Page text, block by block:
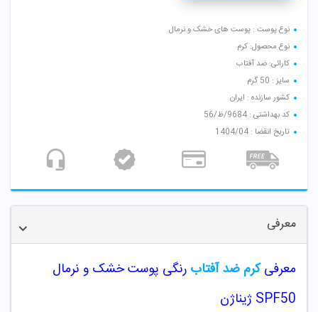
نوع پوست : پوست های خشک و نرمال
نوع محصول: کرم
کارائی: ضد آفتاب
سایز : 50 گرم
کشور سازنده : ایران
کد بهداشتی : 9684/ظ/56
تاریخ انقضا : 1404/04
معرفی
معرفیکرم ضد آفتاب رنگی پوست خشک و نرمال
SPF50 ژیناژن